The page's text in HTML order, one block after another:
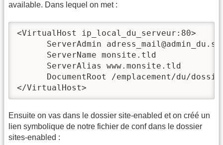
available. Dans lequel on met :
<VirtualHost ip_local_du_serveur:80>
ServerAdmin
      ServerName monsite.tld
      ServerAlias www.monsite.tld
DocumentRoot /emplacement/du/
</VirtualHost>
Ensuite on vas dans le dossier site-enabled et on créé un
lien symbolique de notre fichier de conf dans le dossier
sites-enabled :